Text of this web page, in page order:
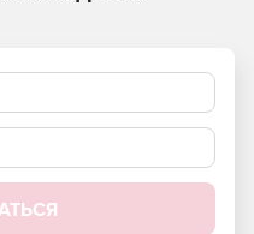
интерполяции) и
(наиболее
преобразование
задается
точек (глаз,
RE:Flex можно
White».
прост: надо обозначить